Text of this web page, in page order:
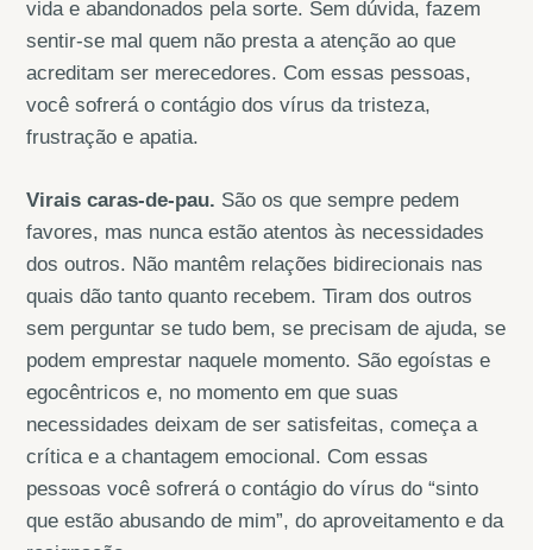
vida e abandonados pela sorte. Sem dúvida, fazem
sentir-se mal quem não presta a atenção ao que
acreditam ser merecedores. Com essas pessoas,
você sofrerá o contágio dos vírus da tristeza,
frustração e apatia.
Virais caras-de-pau. São os que sempre pedem
favores, mas nunca estão atentos às necessidades
dos outros. Não mantêm relações bidirecionais nas
quais dão tanto quanto recebem. Tiram dos outros
sem perguntar se tudo bem, se precisam de ajuda, se
podem emprestar naquele momento. São egoístas e
egocêntricos e, no momento em que suas
necessidades deixam de ser satisfeitas, começa a
crítica e a chantagem emocional. Com essas
pessoas você sofrerá o contágio do vírus do “sinto
que estão abusando de mim”, do aproveitamento e da